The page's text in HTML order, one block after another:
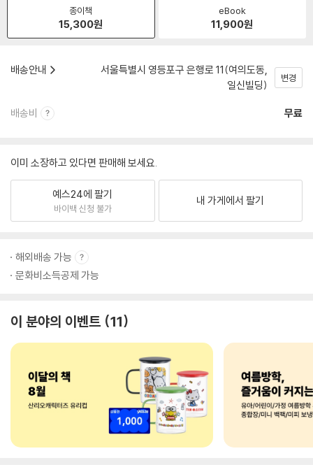
종이책
15,300원
eBook
11,900원
배송안내
서울특별시 영등포구 은행로 11(여의도동,
일신빌딩)
변경
배송비 무료
이미 소장하고 있다면 판매해 보세요.
예스24에 팔기
바이백 신청 불가
내 가게에서 팔기
해외배송 가능
문화비소득공제 가능
이 분야의 이벤트 11